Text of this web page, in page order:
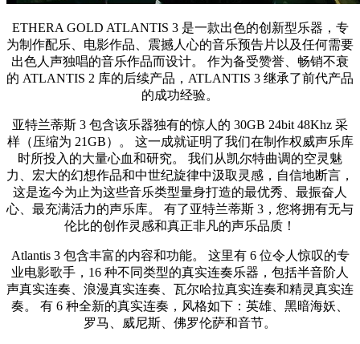
ETHERA GOLD ATLANTIS 3 是一款出色的创新型乐器，专
为制作配乐、电影作品、震撼人心的音乐预告片以及任何需要
出色人声独唱的音乐作品而设计。 作为备受赞誉、畅销不衰
的 ATLANTIS 2 库的后续产品，ATLANTIS 3 继承了前代产品
的成功经验。
亚特兰蒂斯 3 包含该乐器独有的惊人的 30GB 24bit 48Khz 采
样（压缩为 21GB）。 这一成就证明了我们在制作权威声乐库
时所投入的大量心血和研究。 我们从凯尔特曲调的空灵魅
力、宏大的幻想作品和中世纪旋律中汲取灵感，自信地断言，
这是迄今为止为这些音乐类型量身打造的最优秀、最振奋人
心、最充满活力的声乐库。 有了亚特兰蒂斯 3，您将拥有无与
伦比的创作灵感和真正非凡的声乐品质！
Atlantis 3 包含丰富的内容和功能。 这里有 6 位令人惊叹的专
业电影歌手，16 种不同类型的真实连奏乐器，包括半音阶人
声真实连奏、浪漫真实连奏、瓦尔哈拉真实连奏和精灵真实连
奏。 有 6 种全新的真实连奏，风格如下：英雄、黑暗海妖、
罗马、威尼斯、佛罗伦萨和音节。